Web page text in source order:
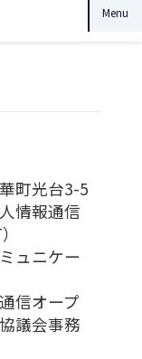
Menu
町光台3-5
情報通信
ュニケー
信オープ
議会事務